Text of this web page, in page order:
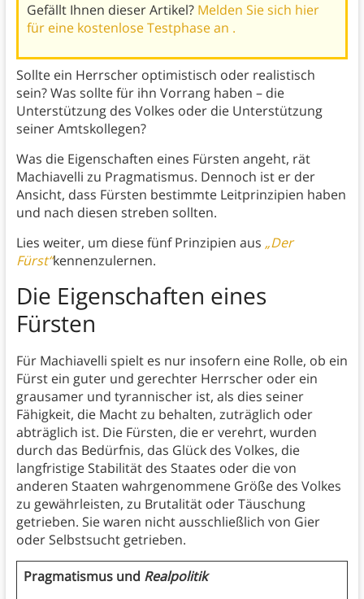
Gefällt Ihnen dieser Artikel? Melden Sie sich hier
für eine kostenlose Testphase an .
Sollte ein Herrscher optimistisch oder realistisch
sein? Was sollte für ihn Vorrang haben – die
Unterstützung des Volkes oder die Unterstützung
seiner Amtskollegen?
Was die Eigenschaften eines Fürsten angeht, rät
Machiavelli zu Pragmatismus. Dennoch ist er der
Ansicht, dass Fürsten bestimmte Leitprinzipien haben
und nach diesen streben sollten.
Lies weiter, um diese fünf Prinzipien aus „Der
Fürst“kennenzulernen.
Die Eigenschaften eines
Fürsten
Für Machiavelli spielt es nur insofern eine Rolle, ob ein
Fürst ein guter und gerechter Herrscher oder ein
grausamer und tyrannischer ist, als dies seiner
Fähigkeit, die Macht zu behalten, zuträglich oder
abträglich ist. Die Fürsten, die er verehrt, wurden
durch das Bedürfnis, das Glück des Volkes, die
langfristige Stabilität des Staates oder die von
anderen Staaten wahrgenommene Größe des Volkes
zu gewährleisten, zu Brutalität oder Täuschung
getrieben. Sie waren nicht ausschließlich von Gier
oder Selbstsucht getrieben.
Pragmatismus und Realpolitik